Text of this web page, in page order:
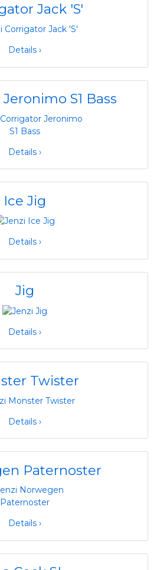
Jack 'S'
Details ›
S1 Bass
Details ›
Ice Jig
Details ›
Jig
Details ›
Twister
Details ›
Paternoster
Details ›